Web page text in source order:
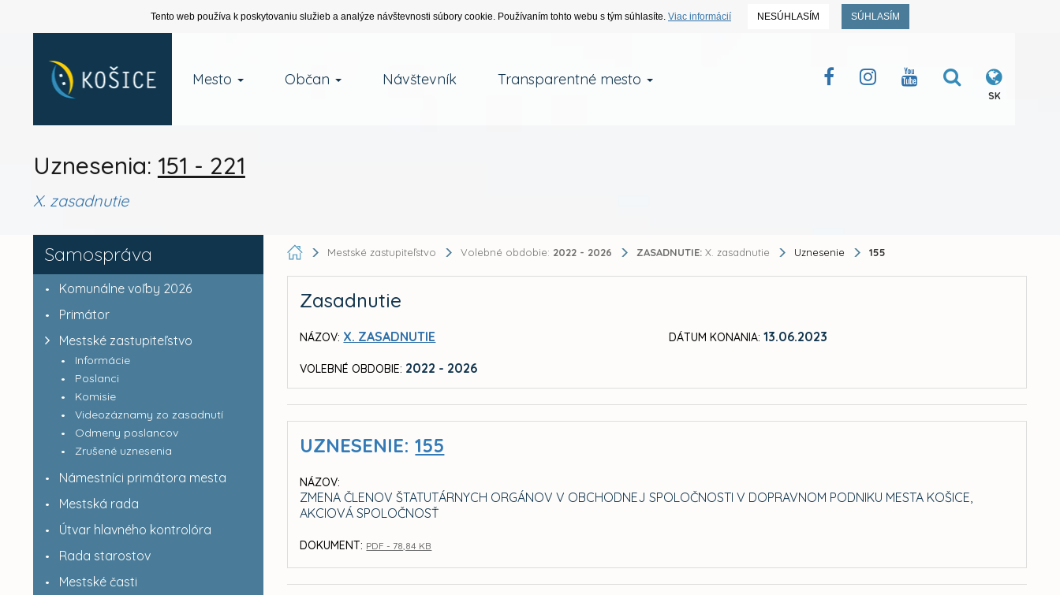
Tento web používa k poskytovaniu služieb a analýze návštevnosti súbory cookie. Používaním tohto webu s tým súhlasíte. Viac informácií NESÚHLASÍM SÚHLASÍM
Mesto Občan Návštevník Transparentné mesto
SK
Uznesenia: 151 - 221
X. zasadnutie
Samospráva
Komunálne voľby 2026
Primátor
Mestské zastupiteľstvo
Informácie
Poslanci
Komisie
Videozáznamy zo zasadnutí
Odmeny poslancov
Zrušené uznesenia
Námestníci primátora mesta
Mestská rada
Útvar hlavného kontrolóra
Rada starostov
Mestské časti
Mestské zastupiteľstvo Volebné obdobie: 2022 - 2026 ZASADNUTIE: X. zasadnutie Uznesenie 155
Zasadnutie
NÁZOV: X. ZASADNUTIE
VOLEBNÉ OBDOBIE: 2022 - 2026
DÁTUM KONANIA: 13.06.2023
UZNESENIE:155
NÁZOV:
ZMENA ČLENOV ŠTATUTÁRNYCH ORGÁNOV V OBCHODNEJ SPOLOČNOSTI V DOPRAVNOM PODNIKU MESTA KOŠICE,
AKCIOVÁ SPOLOČNOSŤ
DOKUMENT: PDF - 78,84 KB